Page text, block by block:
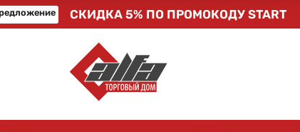
СКИДКА 5% ПО ПРОМОКОДУ START